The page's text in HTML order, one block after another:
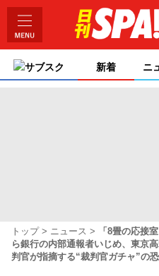
サブスク 新着 ニ
トップ ニュース
「8畳の応接
ら銀行の内部通報者いじめ、東京
判官が指摘する“裁判官ガチャ”の